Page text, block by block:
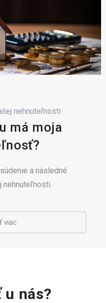
nehnuteľnosti
má moja
a následné
nehnuteľnosti.
viac
u nás?